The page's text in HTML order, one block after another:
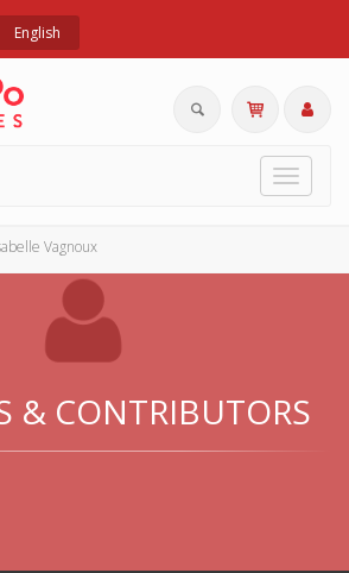
English
Toggle
Vagnoux
& CONTRIBUTORS